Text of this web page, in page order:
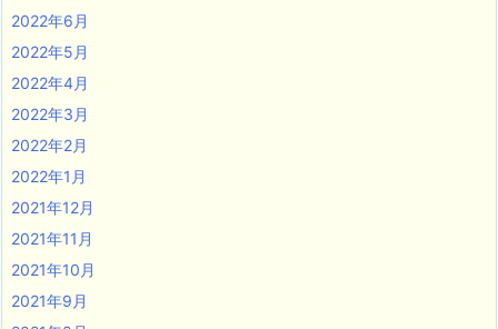
2022年6月
2022年5月
2022年4月
2022年3月
2022年2月
2022年1月
2021年12月
2021年11月
2021年10月
2021年9月